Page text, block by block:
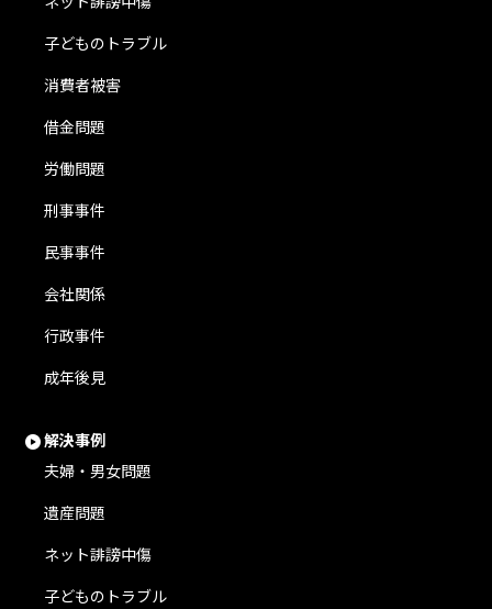
子どものトラブル
消費者被害
借金問題
労働問題
刑事事件
民事事件
会社関係
行政事件
成年後見
解決事例
夫婦・男女問題
遺産問題
ネット誹謗中傷
子どものトラブル